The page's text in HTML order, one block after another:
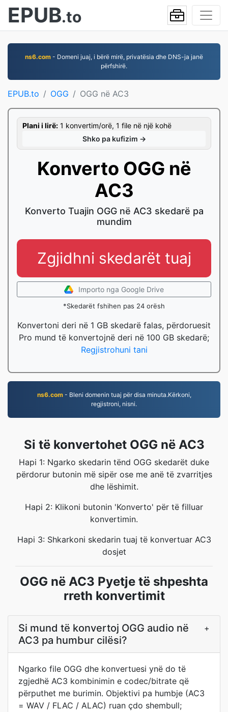
EPUB.to
ns6.com - Domeni juaj, i bërë mirë, privatësia dhe DNS-ja janë
përfshirë.
EPUB.to OGG OGG në AC3
Plani i lirë: 1 konvertim/orë, 1 file në një kohë
Shko pa kufizim →
Konverto OGG në
AC3
Konverto Tuajin OGG në AC3 skedarë pa
mundim
Zgjidhni skedarët tuaj
Importo nga Google Drive
*Skedarët fshihen pas 24 orësh
Konvertoni deri në 1 GB skedarë falas, përdoruesit
Pro mund të konvertojnë deri në 100 GB skedarë;
Regjistrohuni tani
ns6.com- Bleni domenin tuaj për disa minuta.Kërkoni,
regjistroni, nisni.
Si të konvertohet OGG në AC3
Hapi 1: Ngarko skedarin tënd OGG skedarët duke
përdorur butonin më sipër ose me anë të zvarritjes
dhe lëshimit.
Hapi 2: Klikoni butonin 'Konverto' për të filluar
konvertimin.
Hapi 3: Shkarkoni skedarin tuaj të konvertuar AC3
dosjet
OGG në AC3 Pyetje të shpeshta
rreth konvertimit
Si mund të konvertoj OGG audio në
AC3 pa humbur cilësi?
+
Ngarko file OGG dhe konvertuesi ynë do të
zgjedhë AC3 kombinimin e codec/bitrate që
përputhet me burimin. Objektivi pa humbje (AC3
= WAV / FLAC / ALAC) ruan çdo shembull;